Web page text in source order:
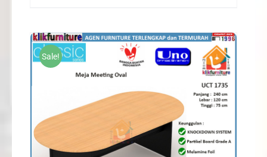
Rp8,888,000. Rp5,332,000.
Sale!